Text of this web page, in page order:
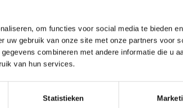
om functies voor social media te bieden
uw gebruik van onze site met onze partners voor
combineren met andere informatie die u
van hun services.
Statistieken
Postcode *
Huisnummer* Achternaam*
Telefoonnummer*